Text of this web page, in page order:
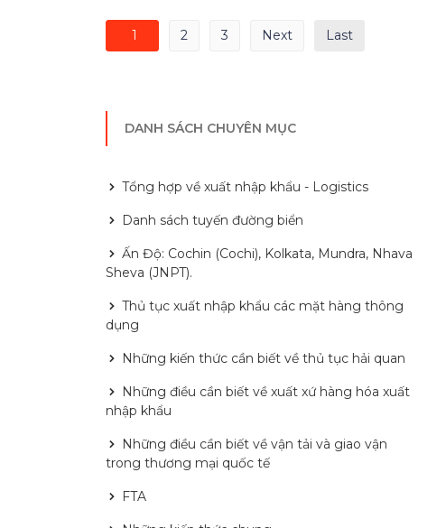
1 2 3 Next Last
DANH SÁCH CHUYÊN MỤC
Tổng hợp về xuất nhập khẩu - Logistics
Danh sách tuyến đường biển
Ấn Độ: Cochin (Cochi), Kolkata, Mundra, Nhava
Sheva (JNPT).
Thủ tục xuất nhập khẩu các mặt hàng thông
dụng
Những kiến thức cần biết về thủ tục hải quan
Những điều cần biết về xuất xứ hàng hóa xuất
nhập khẩu
Những điều cần biết về vận tải và giao vận
trong thương mại quốc tế
FTA